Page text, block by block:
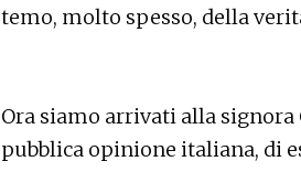
temo, molto spesso, della
Ora siamo arrivati alla
pubblica opinione italiana, di